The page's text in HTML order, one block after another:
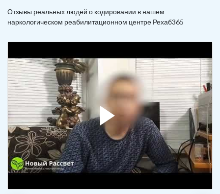
Отзывы реальных людей о кодировании в нашем
наркологическом реабилитационном центре Рехаб365